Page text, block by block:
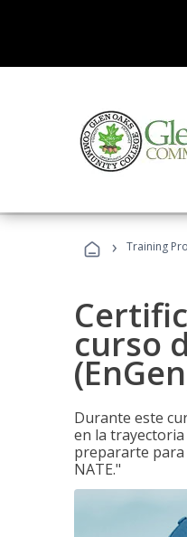
› Training
curso
Durante este
en la trayectoria
prepararte para
NATE."